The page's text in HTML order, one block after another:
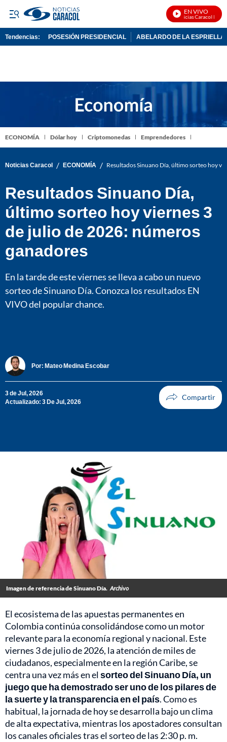
EN VIVO
Noticias Caracol En Vivo
Tendencias: POSESIÓN PRESIDENCIAL ABELARDO DE LA ESPRIELLA
ECONOMÍA Dólar hoy Criptomonedas Emprendedores
Noticias Caracol / ECONOMÍA / Resultados Sinuano Día, último sorteo hoy
Resultados Sinuano Día,
último sorteo hoy viernes 3
de julio de 2026: números
ganadores
En la tarde de este viernes se lleva a cabo un nuevo
sorteo de Sinuano Día. Conozca los resultados EN
VIVO del popular chance.
Por: Mateo Medina Escobar
3 de Jul, 2026
Actualizado: 3 De Jul, 2026
Imagen de referencia de Sinuano Día. Archivo
El ecosistema de las apuestas permanentes en
Colombia continúa consolidándose como un motor
relevante para la economía regional y nacional. Este
viernes 3 de julio de 2026, la atención de miles de
ciudadanos, especialmente en la región Caribe, se
centra una vez más en elsorteo del Sinuano Día, un
juego que ha demostrado ser uno de los pilares de
la suerte y la transparencia en el país. Como es
habitual, la jornada de hoy se desarrolla bajo un clima
de alta expectativa, mientras los apostadores consultan
los canales oficiales tras el sorteo de las 2:30 p. m.